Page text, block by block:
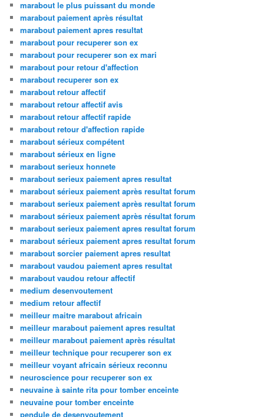
marabout le plus puissant du monde
marabout paiement après résultat
marabout paiement apres resultat
marabout pour recuperer son ex
marabout pour recuperer son ex mari
marabout pour retour d'affection
marabout recuperer son ex
marabout retour affectif
marabout retour affectif avis
marabout retour affectif rapide
marabout retour d'affection rapide
marabout sérieux compétent
marabout sérieux en ligne
marabout serieux honnete
marabout serieux paiement apres resultat
marabout sérieux paiement après resultat forum
marabout serieux paiement après resultat forum
marabout sérieux paiement après résultat forum
marabout serieux paiement apres resultat forum
marabout sérieux paiement apres resultat forum
marabout sorcier paiement apres resultat
marabout vaudou paiement apres resultat
marabout vaudou retour affectif
medium desenvoutement
medium retour affectif
meilleur maitre marabout africain
meilleur marabout paiement apres resultat
meilleur marabout paiement après résultat
meilleur technique pour recuperer son ex
meilleur voyant africain sérieux reconnu
neuroscience pour recuperer son ex
neuvaine à sainte rita pour tomber enceinte
neuvaine pour tomber enceinte
pendule de desenvoutement